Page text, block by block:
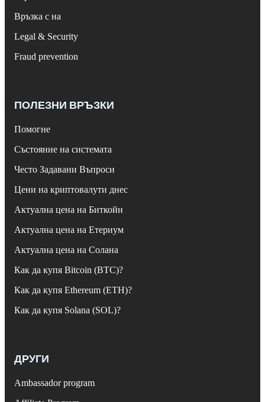
Връзка с на
Legal & Security
Fraud prevention
ПОЛЕЗНИ ВРЪЗКИ
Помогне
Състояние на системата
Често Задавани Въпроси
Цени на криптовалути днес
Актуална цена на Биткойн
Актуална цена на Етериум
Актуална цена на Солана
Как да купя Bitcoin (BTC)?
Как да купя Ethereum (ETH)?
Как да купя Solana (SOL)?
ДРУГИ
Ambassador program